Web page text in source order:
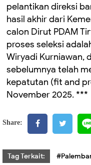
pelantikan direksi
hasil akhir dari
calon Dirut PDAM
proses seleksi
Wiryadi Kurniawan,
sebelumnya telah
kepatutan (fit and
November 2025. ***
Share:
Tag Terkait: